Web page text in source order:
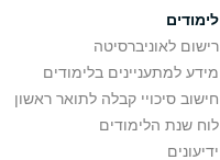
לימודים
רישום לאוניברסיטה
מידע למתעניינים בלימודים
חישוב סיכויי קבלה לתואר ראשון
לוח שנת הלימודים
ידיעונים